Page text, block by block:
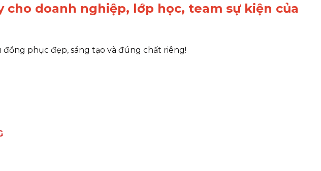
doanh nghiệp, lớp học, team sự kiện của
phục đẹp, sáng tạo và đúng chất riêng!